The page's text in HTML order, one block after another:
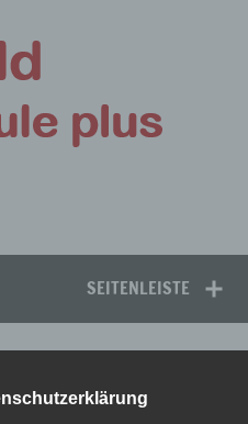
SEITENLEISTE